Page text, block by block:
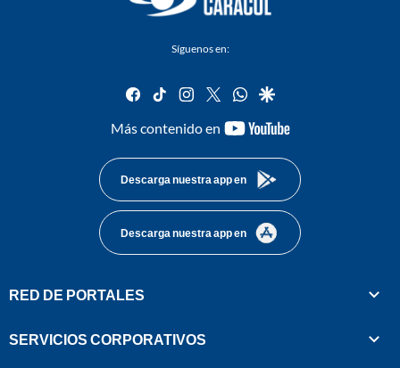
Síguenos en:
facebook
tiktok instagram
twitterwhatsapp
google
Más contenido en
youtube-
Descarga nuestra app en
Descarga nuestra app en
RED DE PORTALES
SERVICIOS CORPORATIVOS